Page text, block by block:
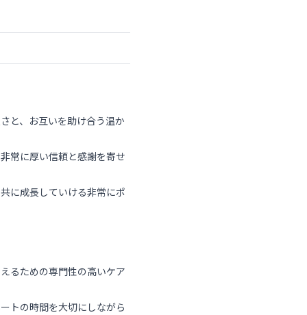
と、お互いを助け合う温か
常に厚い信頼と感謝を寄せ
に成長していける非常にポ
るための専門性の高いケア
トの時間を大切にしながら